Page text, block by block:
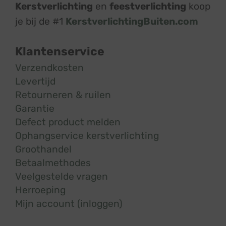
Kerstverlichting en feestverlichting koop
je bij de #1 KerstverlichtingBuiten.com
Klantenservice
Verzendkosten
Levertijd
Retourneren & ruilen
Garantie
Defect product melden
Ophangservice kerstverlichting
Groothandel
Betaalmethodes
Veelgestelde vragen
Herroeping
Mijn account (inloggen)